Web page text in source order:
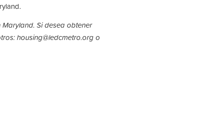
Si desea obtener
housing@ledcmetro.org o